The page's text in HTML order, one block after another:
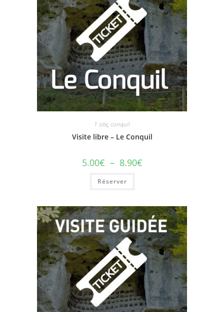
1 site, conquil
Visite libre – Le Conquil
5.00€ – 8.90€
Réserver